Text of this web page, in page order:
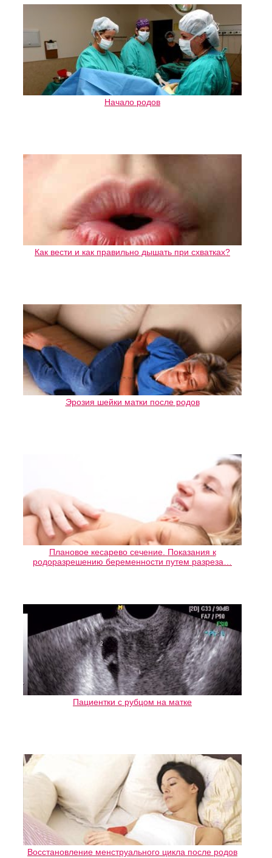
Начало родов
Как вести и как правильно дышать при схватках?
Эрозия шейки матки после родов
Плановое кесарево сечение. Показания к
родоразрешению беременности путем разреза…
Пациентки с рубцом на матке
Восстановление менструального цикла после родов